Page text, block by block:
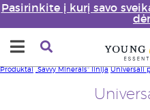
Pasirinkite į kurį savo
Produktai „Savvy Minerals“ linija Universali